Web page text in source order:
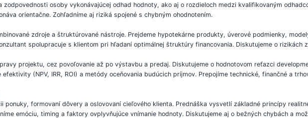
osoby vykonávajúcej odhad hodnoty, ako aj o rozdieloch medzi kvalifikovaným
orientačne. Zohľadníme aj riziká spojené s chybným ohodnotením.
zdroje a štruktúrované nástroje. Prejdeme hypotekárne produkty, úverové podmienky,
spolupracuje s klientom pri hľadaní optimálnej štruktúry financovania. Diskutujeme o rizikách
projektu, cez povoľovanie až po výstavbu a predaj. Diskutujeme o hodnotovom reťazci
(NPV, IRR, ROI) a metódy oceňovania budúcich príjmov. Prepojíme technické, finančné a
formovaní dôvery a oslovovaní cieľového klienta. Prednáška vysvetlí základné princípy
emóciu, timing a faktory ovplyvňujúce vnímanie hodnoty. Diskutujeme aj o bežných chybách a